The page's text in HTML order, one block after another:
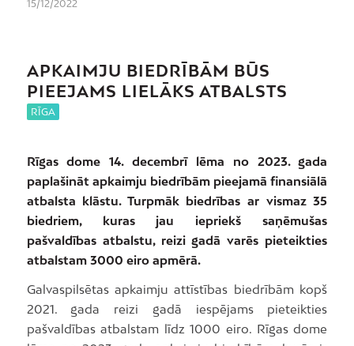
15/12/2022
APKAIMJU BIEDRĪBĀM BŪS
PIEEJAMS LIELĀKS ATBALSTS
RĪGA
Rīgas dome 14. decembrī lēma no 2023. gada
paplašināt apkaimju biedrībām pieejamā finansiālā
atbalsta klāstu. Turpmāk biedrības ar vismaz 35
biedriem, kuras jau iepriekš saņēmušas
pašvaldības atbalstu, reizi gadā varēs pieteikties
atbalstam 3000 eiro apmērā.
Galvaspilsētas apkaimju attīstības biedrībām kopš
2021. gada reizi gadā iespējams pieteikties
pašvaldības atbalstam līdz 1000 eiro. Rīgas dome